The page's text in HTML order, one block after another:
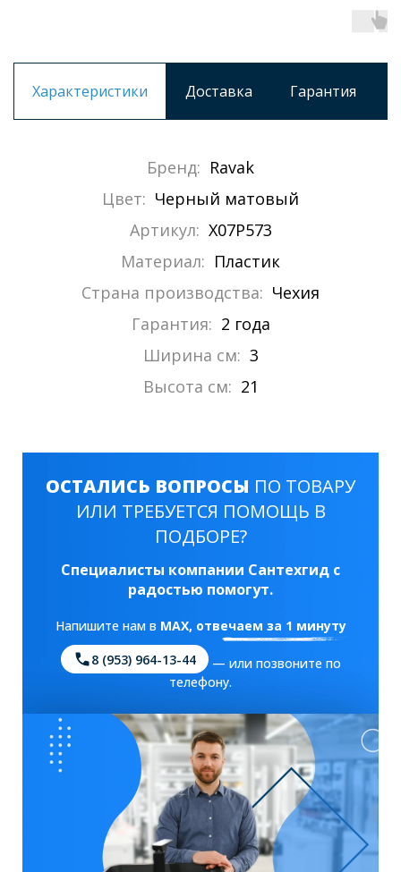
Характеристики Доставка Гарантия
Бренд: Ravak
Цвет: Черный матовый
Артикул: X07P573
Материал: Пластик
Страна производства: Чехия
Гарантия: 2 года
Ширина см: 3
Высота см: 21
ОСТАЛИСЬ ВОПРОСЫ ПО ТОВАРУ
ИЛИ ТРЕБУЕТСЯ ПОМОЩЬ В
ПОДБОРЕ?
Специалисты компании Сантехгид с
радостью помогут.
Напишите нам в MAX, отвечаем за 1 минуту
8 (953) 964-13-44
— или позвоните по
телефону.